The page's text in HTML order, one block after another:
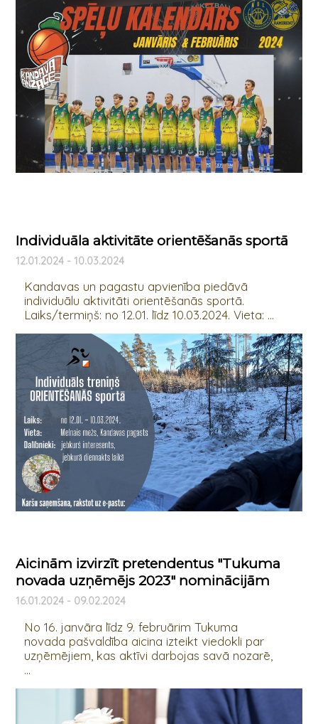
Individuāla aktivitāte orientēšanās sportā
12.01.2024 - 10.03.2024
Kandavas un pagastu apvienība piedāvā
individuālu aktivitāti orientēšanās sportā.
Laiks/termiņš: no 12.01. līdz 10.03.2024. Vieta: ...
Aicinām izvirzīt pretendentus "Tukuma
novada uzņēmējs 2023" nominācijām
16.01.2024 - 09.02.2024
No 16. janvāra līdz 9. februārim Tukuma
novada pašvaldība aicina izteikt viedokli par
uzņēmējiem, kas aktīvi darbojas savā nozarē,
...